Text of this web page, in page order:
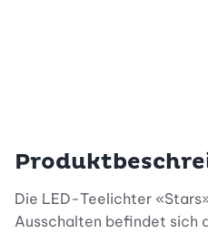
Die LED-Teelichter
Ausschalten befindet sich